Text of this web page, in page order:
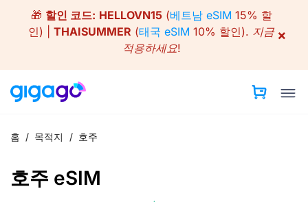
content
🎁 할인 코드: HELLOVN15(베트남 eSIM 15% 할
인) | THAISUMMER (태국 eSIM 10% 할인). 지금
적용하세요!
×
홈 / 목적지 / 호주
호주 eSIM